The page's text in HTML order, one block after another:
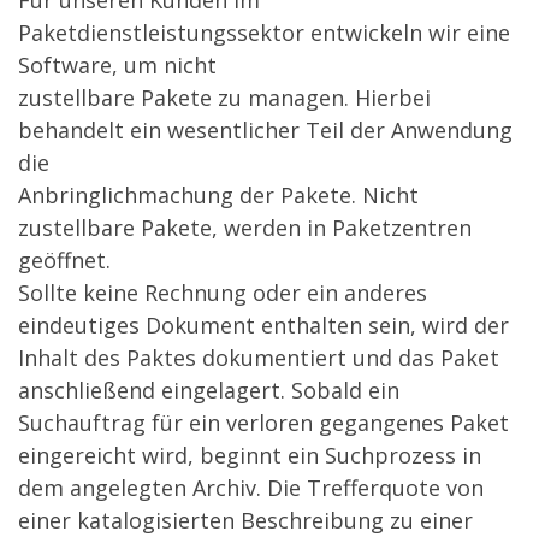
Paketdienstleistungssektor entwickeln wir eine
Software, um nicht
zustellbare Pakete zu managen. Hierbei
behandelt ein wesentlicher Teil der Anwendung
die
Anbringlichmachung der Pakete. Nicht
zustellbare Pakete, werden in Paketzentren
geöffnet.
Sollte keine Rechnung oder ein anderes
eindeutiges Dokument enthalten sein, wird der
Inhalt des Paktes dokumentiert und das Paket
anschließend eingelagert. Sobald ein
Suchauftrag für ein verloren gegangenes Paket
eingereicht wird, beginnt ein Suchprozess in
dem angelegten Archiv. Die Trefferquote von
einer katalogisierten Beschreibung zu einer